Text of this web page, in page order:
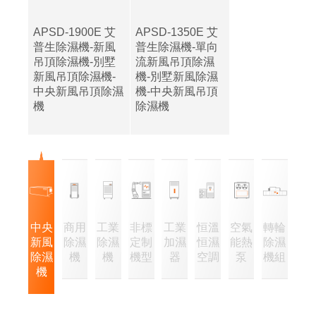
APSD-1900E 艾
普生除濕機-新風
吊頂除濕機-別墅
新風吊頂除濕機-
中央新風吊頂除濕
機
APSD-1350E 艾
普生除濕機-單向
流新風吊頂除濕
機-別墅新風除濕
機-中央新風吊頂
除濕機
中央
新風
除濕
機
商用
除濕
機
工業
除濕
機
非標
定制
機型
工業
加濕
器
恒溫
恒濕
空調
空氣
能熱
泵
轉輪
除濕
機組